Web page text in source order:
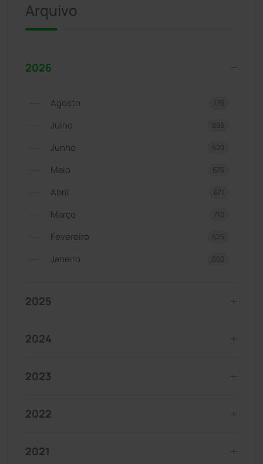
Arquivo
2026
Agosto 176
Julho 695
Junho 620
Maio 675
Abril 671
Março 710
Fevereiro 625
Janeiro 660
2025
2024
2023
2022
2021